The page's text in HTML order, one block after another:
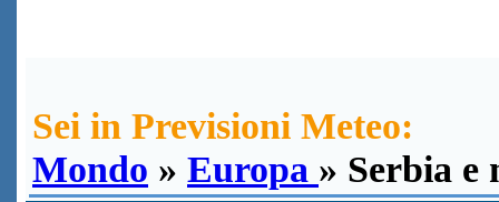
Sei in Previsioni Meteo:
Mondo » Europa » Serbia e